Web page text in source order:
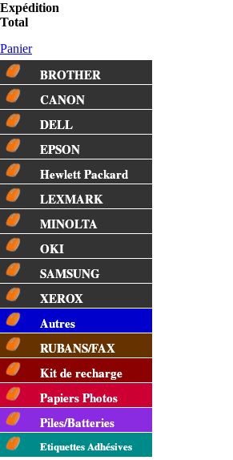
Expédition
Total
Panier
BROTHER
CANON
DELL
EPSON
Hewlett Packard
LEXMARK
MINOLTA
OKI
SAMSUNG
XEROX
Autres
RUBANS/FAX
Kit de recharge
Papiers Photos
Piles/Batteries
Etiquettes Adhésives